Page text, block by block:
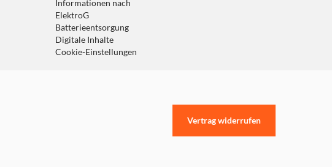
Informationen nach
ElektroG
Batterieentsorgung
Digitale Inhalte
Cookie-Einstellungen
Vertrag widerrufen